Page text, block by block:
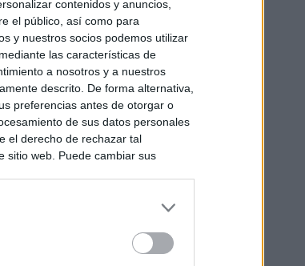
contenidos y anuncios,
el público, así como para
y nuestros socios podemos utilizar
las características de
a nosotros y a nuestros
descrito. De forma alternativa,
preferencias antes de otorgar o
de sus datos personales
el derecho de rechazar tal
sitio web. Puede cambiar sus